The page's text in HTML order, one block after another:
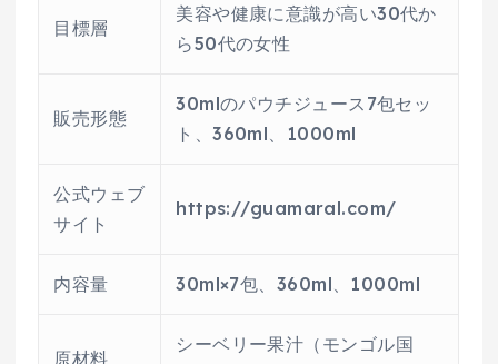
目標層
美容や健康に意識が高い30代か
ら50代の女性
販売形態
30mlのパウチジュース7包セッ
ト、360ml、1000ml
公式ウェブ
サイト
https://guamaral.com/
内容量 30ml×7包、360ml、1000ml
原材料
シーベリー果汁（モンゴル国